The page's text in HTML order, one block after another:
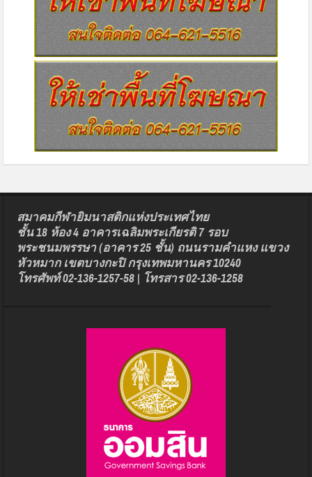
สมาคมกีฬายิมนาสติกแห่งประเทศไทย
ชั้น 18 ห้อง 4 อาคารเฉลิมพระเกียรติ 7 รอบ
พระชนมพรรษา (อาคาร 25 ชั้น) ถนนรามคำแหง แขวง
หัวหมาก เขตบางกะปิ กรุงเทพมหานคร 10240
โทรศัพท์ 02-136-1257-58 | โทรสาร 02-136-1258